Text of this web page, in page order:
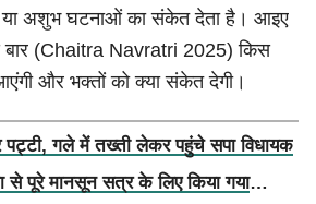
या अशुभ घटनाओं का संकेत देता है। आइए
बार (Chaitra Navratri 2025) किस
और भक्तों को क्या संकेत देगी।
पट्टी, गले में तख्ती लेकर पहुंचे सपा विधायक
से पूरे मानसून सत्र के लिए किया गया